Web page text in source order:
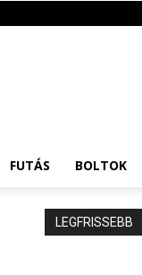
FUTÁS BOLTOK
LEGFRISSEBB